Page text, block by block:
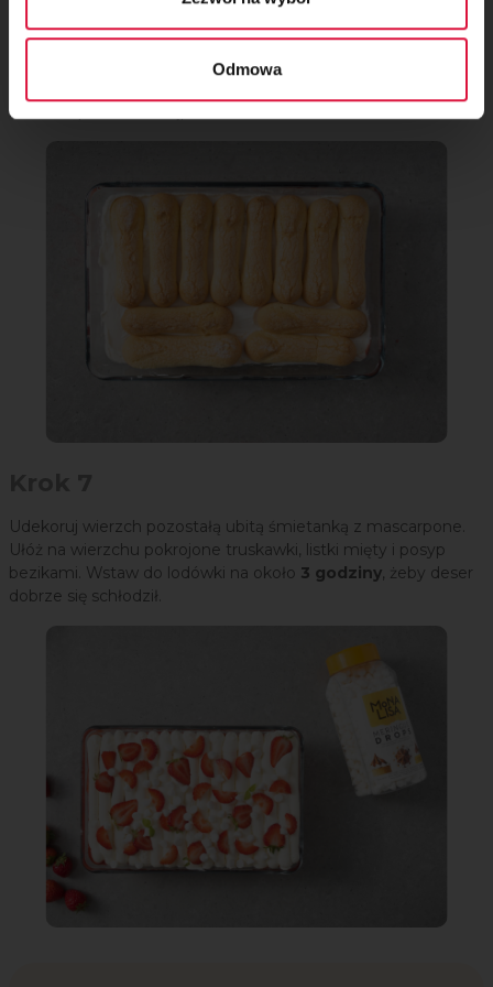
Odmowa
Krok 6
z mascarpone, a następnie owoce.
Udekoruj wierzch pozostałą ubitą śmietanką z mascarpone.
Ułóż na wierzchu pokrojone truskawki, listki mięty i posyp
bezikami. Wstaw do lodówki na około 3 godziny, żeby deser
dobrze się schłodził.